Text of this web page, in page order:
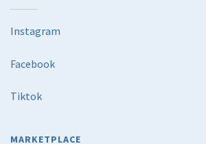
Instagram
Facebook
Tiktok
MARKETPLACE